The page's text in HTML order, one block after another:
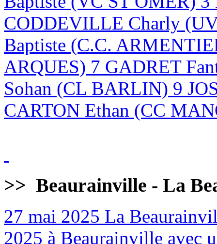
CODDEVILLE Charly
Baptiste (C.C.
ARQUES) 7 GADRET
Sohan (CL BARLIN) 9
CARTON Ethan (CC
>> Beaurainville - La
27 mai 2025 La
2025 à Beaurainville avec